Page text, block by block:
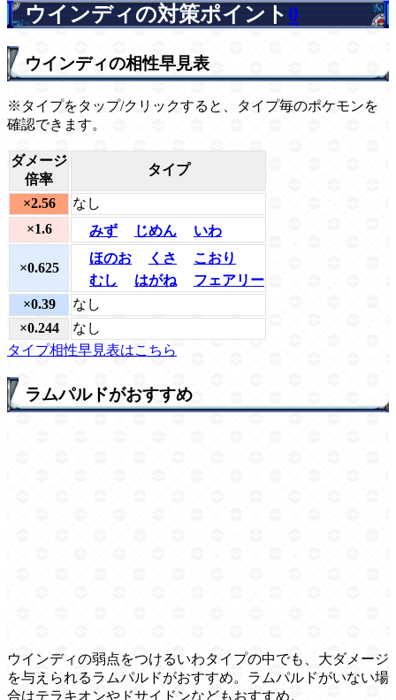
ウインディの対策ポイント 0
ウインディの相性早見表
※タイプをタップ/クリックすると、タイプ毎のポケモンを
確認できます。
ダメージ
倍率
タイプ
×2.56
なし
×1.6
みず じめん いわ
×0.625
ほのお くさ
こおり
むし
はがね
フェアリー
×0.39
なし
×0.244
なし
タイプ相性早見表はこちら
ラムパルドがおすすめ
ウインディの弱点をつけるいわタイプの中でも、大ダメージ
を与えられるラムパルドがおすすめ。ラムパルドがいない場
合はテラキオンやドサイドンなどもおすすめ。